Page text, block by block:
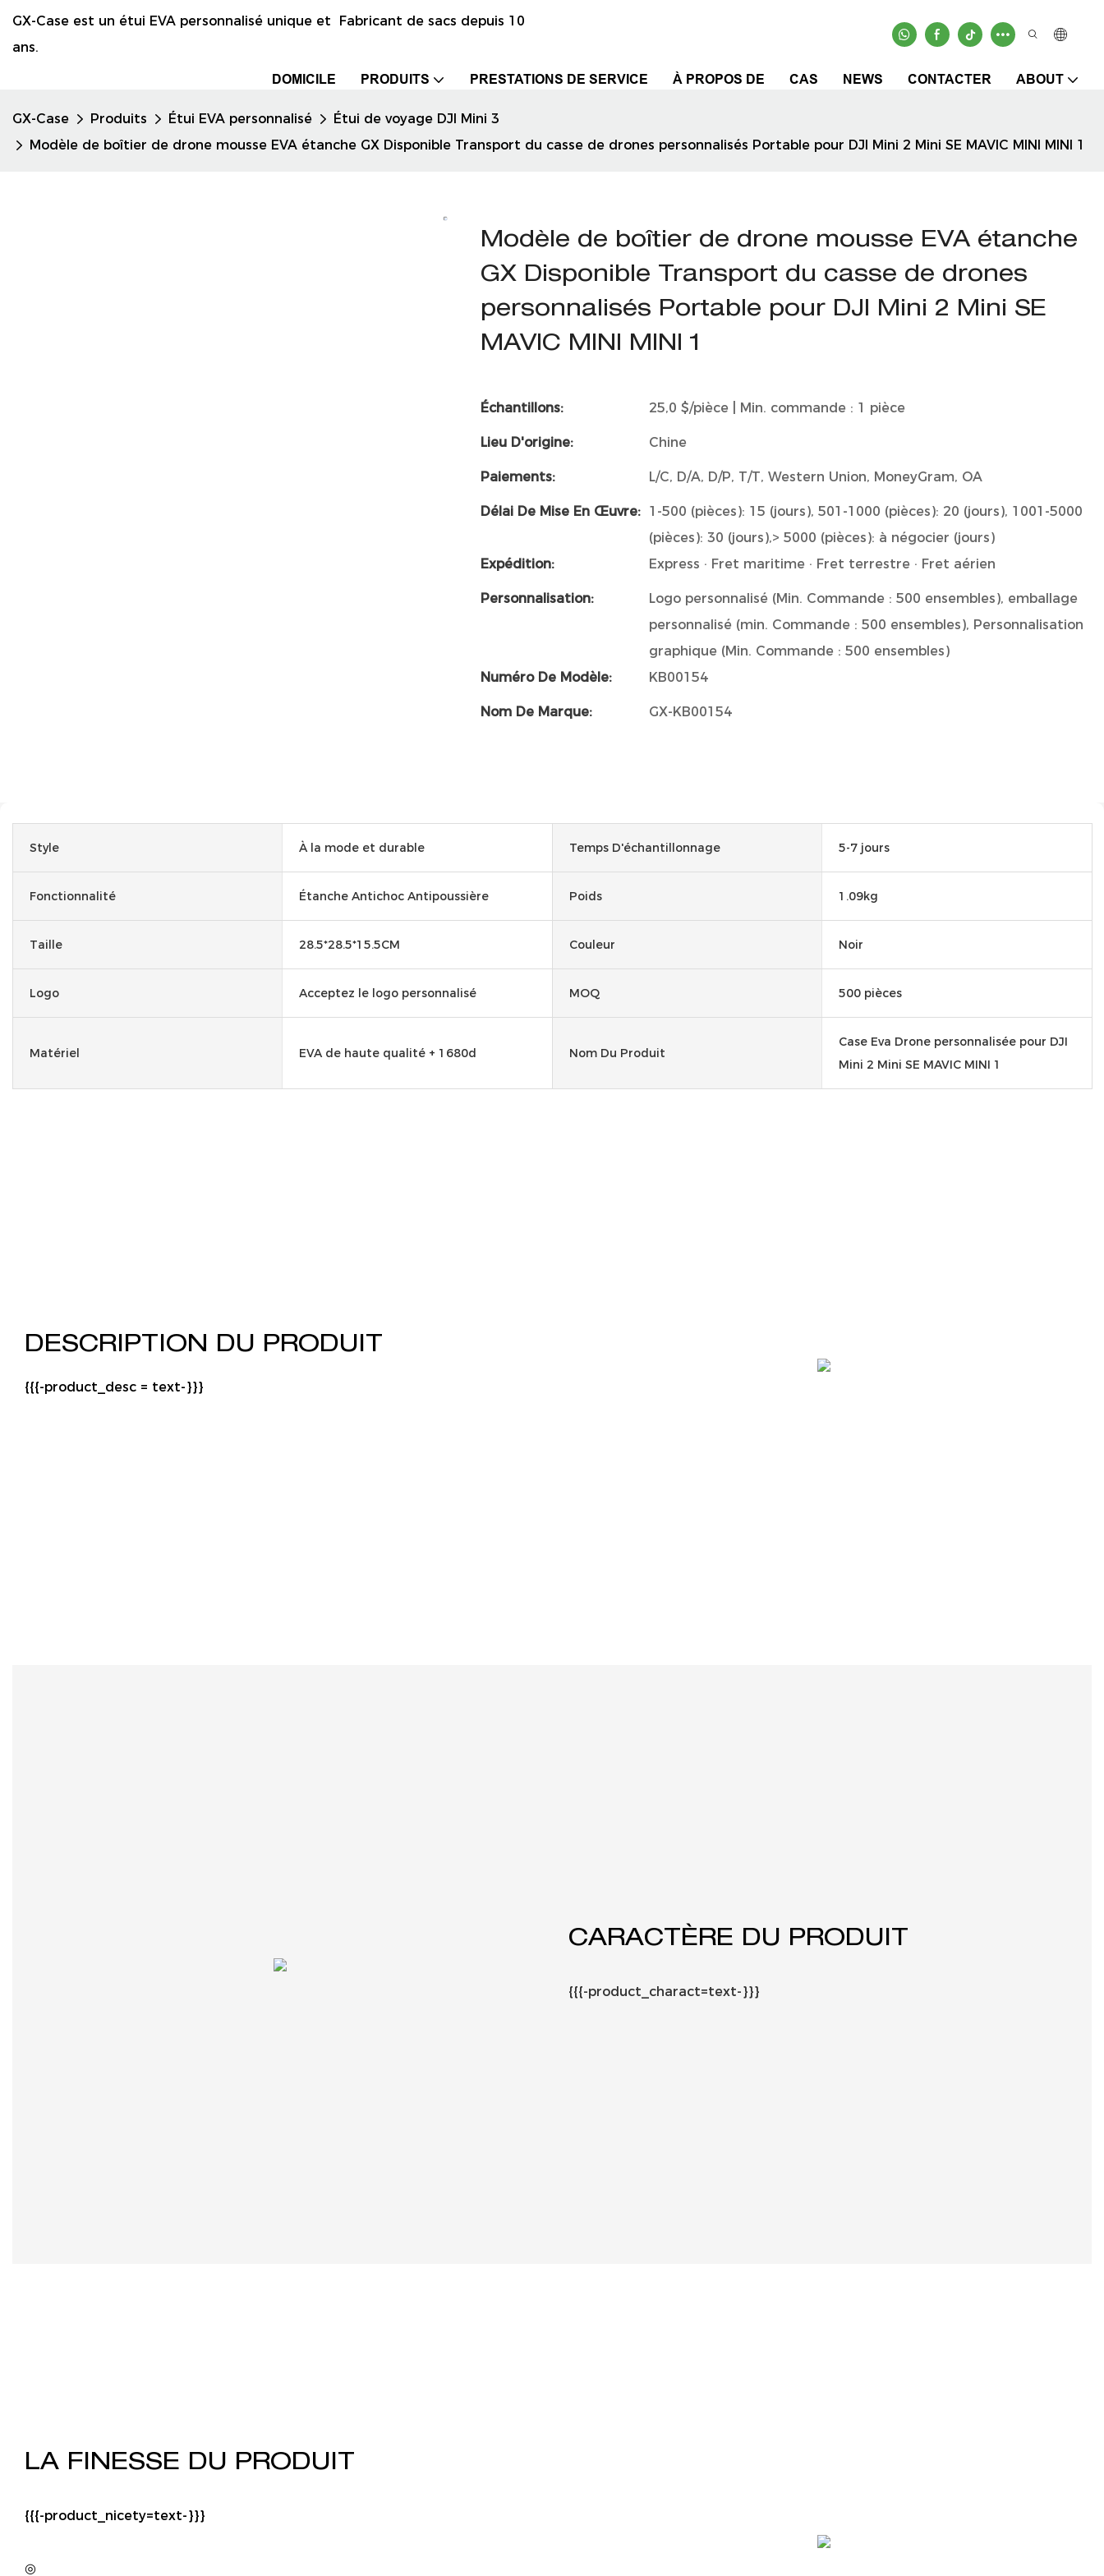
GX-Case est un étui EVA personnalisé unique et Fabricant de sacs depuis 10
ans.
DOMICILE PRODUITS PRESTATIONS DE SERVICE À PROPOS DE CAS NEWS CONTACTER ABOUT
GX-Case Produits Étui EVA personnalisé
Étui de voyage DJI Mini 3
Modèle de boîtier de drone mousse EVA étanche GX Disponible Transport du casse de drones personnalisés Portable pour DJI Mini 2 Mini SE MAVIC MINI MINI 1
Modèle de boîtier de drone mousse EVA étanche
GX Disponible Transport du casse de drones
personnalisés Portable pour DJI Mini 2 Mini SE
MAVIC MINI MINI 1
Échantillons: 25,0 $/pièce | Min. commande : 1 pièce
Lieu D'origine: Chine
Paiements: L/C, D/A, D/P, T/T, Western Union, MoneyGram, OA
Délai De Mise En Œuvre: 1-500 (pièces): 15 (jours), 501-1000 (pièces): 20 (jours), 1001-5000
(pièces): 30 (jours),> 5000 (pièces): à négocier (jours)
Expédition:
Express · Fret maritime · Fret terrestre · Fret aérien
Personnalisation:
Logo personnalisé (Min. Commande : 500 ensembles), emballage
personnalisé (min. Commande : 500 ensembles), Personnalisation
graphique (Min. Commande : 500 ensembles)
Numéro De Modèle:
KB00154
Nom De Marque: GX-KB00154
Style À la mode et durable Temps D'échantillonnage 5-7 jours
Fonctionnalité Étanche Antichoc Antipoussière Poids 1.09kg
Taille 28.5*28.5*15.5CM Couleur Noir
Logo Acceptez le logo personnalisé MOQ 500 pièces
Matériel EVA de haute qualité + 1680d Nom Du Produit
Case Eva Drone personnalisée pour DJI
Mini 2 Mini SE MAVIC MINI 1
DESCRIPTION DU PRODUIT
{{{-product_desc = text-}}}
CARACTÈRE DU PRODUIT
{{{-product_charact=text-}}}
LA FINESSE DU PRODUIT
{{{-product_nicety=text-}}}
◎